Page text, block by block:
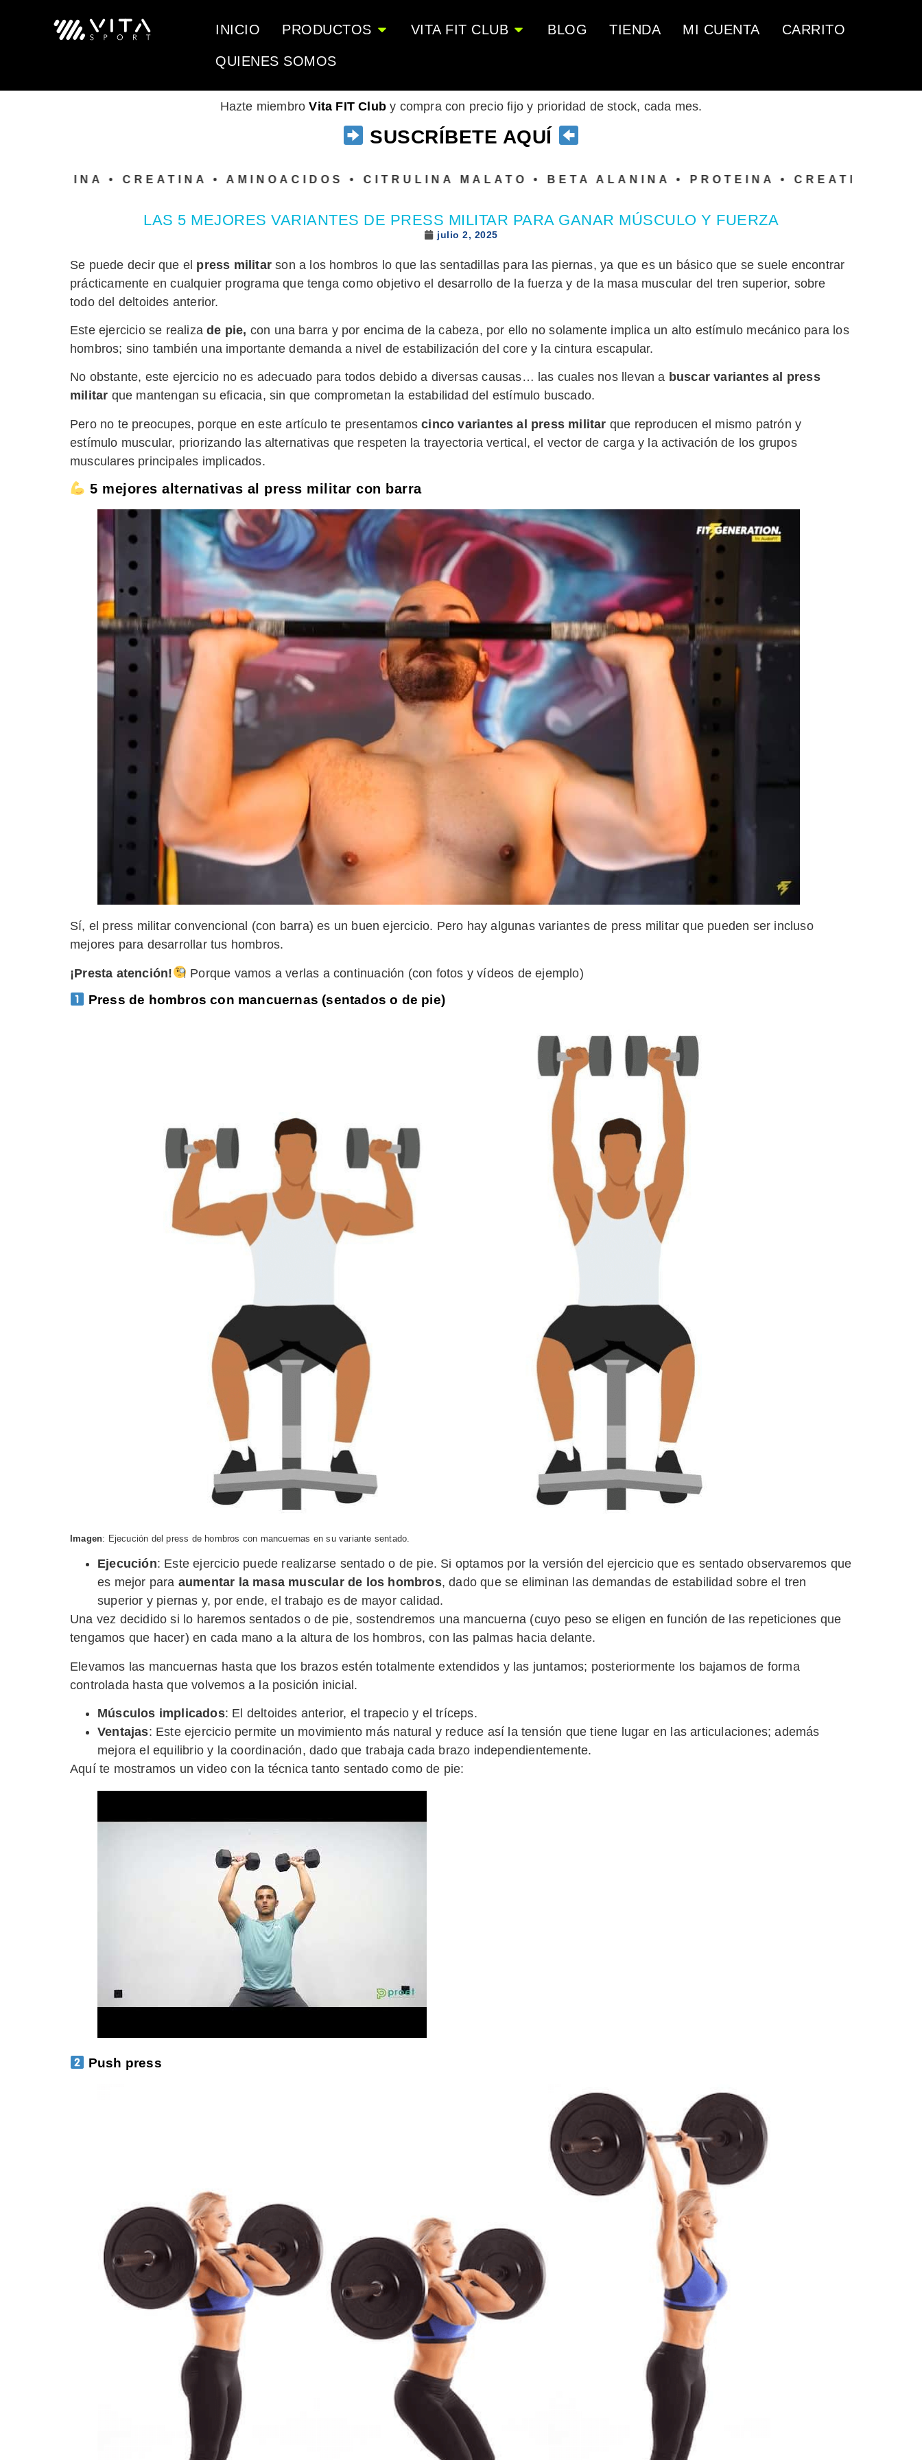
INICIO PRODUCTOS VITA FIT CLUB BLOG TIENDA MI CUENTA CARRITO
QUIENES SOMOS
Hazte miembroVita FIT Club y compra con precio fijo y prioridad de stock, cada mes.
SUSCRÍBETE AQUÍ
• CREATINA • AMINOACIDOS • CITRULINA MALATO • BETA ALANINA • PROTEINA • CREATINA •
LAS 5 MEJORES VARIANTES DE PRESS MILITAR PARA GANAR MÚSCULO Y FUERZA
julio 2, 2025
Se puede decir que el press militar son a los hombros lo que las sentadillas para las piernas, ya que es un básico que se suele encontrar
prácticamente en cualquier programa que tenga como objetivo el desarrollo de la fuerza y de la masa muscular del tren superior, sobre
todo del deltoides anterior.
Este ejercicio se realizade pie, con una barra y por encima de la cabeza, por ello no solamente implica un alto estímulo mecánico para los
hombros; sino también una importante demanda a nivel de estabilización del core y la cintura escapular.
No obstante, este ejercicio no es adecuado para todos debido a diversas causas… las cuales nos llevan a buscar variantes al press
militar que mantengan su eficacia, sin que comprometan la estabilidad del estímulo buscado.
Pero no te preocupes, porque en este artículo te presentamoscinco variantes al press militar que reproducen el mismo patrón y
estímulo muscular, priorizando las alternativas que respeten la trayectoria vertical, el vector de carga y la activación de los grupos
musculares principales implicados.
5 mejores alternativas al press militar con barra
Sí, el press militar convencional (con barra) es un buen ejercicio. Pero hay algunas variantes de press militar que pueden ser incluso
mejores para desarrollar tus hombros.
¡Presta atención! Porque vamos a verlas a continuación (con fotos y vídeos de ejemplo)
Press de hombros con mancuernas (sentados o de pie)
Imagen: Ejecución del press de hombros con mancuernas en su variante sentado.
Ejecución: Este ejercicio puede realizarse sentado o de pie. Si optamos por la versión del ejercicio que es sentado observaremos que
es mejor para aumentar la masa muscular de los hombros, dado que se eliminan las demandas de estabilidad sobre el tren
superior y piernas y, por ende, el trabajo es de mayor calidad.
Una vez decidido si lo haremos sentados o de pie, sostendremos una mancuerna (cuyo peso se eligen en función de las repeticiones que
tengamos que hacer) en cada mano a la altura de los hombros, con las palmas hacia delante.
Elevamos las mancuernas hasta que los brazos estén totalmente extendidos y las juntamos; posteriormente los bajamos de forma
controlada hasta que volvemos a la posición inicial.
Músculos implicados: El deltoides anterior, el trapecio y el tríceps.
Ventajas: Este ejercicio permite un movimiento más natural y reduce así la tensión que tiene lugar en las articulaciones; además
mejora el equilibrio y la coordinación, dado que trabaja cada brazo independientemente.
Aquí te mostramos un video con la técnica tanto sentado como de pie:
Push press